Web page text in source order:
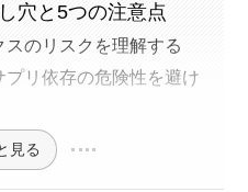
穴と5つの注意点
スのリスクを理解する
プリ依存の危険性を避け
見る